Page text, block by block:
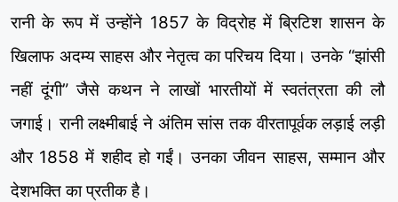
रानी के रूप में उन्होंने 1857 के विद्रोह में ब्रिटिश शासन के
खिलाफ अदम्य साहस और नेतृत्व का परिचय दिया। उनके “झांसी
नहीं दूंगी” जैसे कथन ने लाखों भारतीयों में स्वतंत्रता की लौ
जगाई। रानी लक्ष्मीबाई ने अंतिम सांस तक वीरतापूर्वक लड़ाई लड़ी
और 1858 में शहीद हो गईं। उनका जीवन साहस, सम्मान और
देशभक्ति का प्रतीक है।